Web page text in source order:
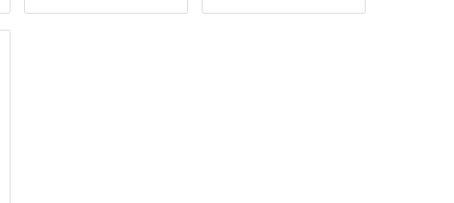
Brak w magazynie
Brak w magazynie